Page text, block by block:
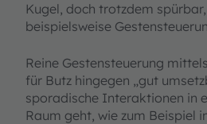
Kugel, doch trotzdem
beispielsweise
Reine Gestensteuerung
für Butz hingegen „gut
sporadische Interaktionen in
Raum geht, wie zum Beispiel